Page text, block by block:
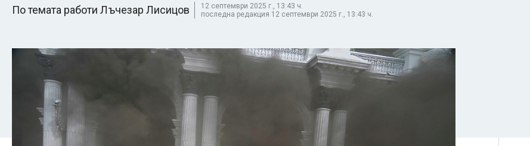
По темата работи Лъчезар Лисицов
12 септември 2025 г., 13:43 ч.
последна редакция 12 септември 2025 г., 13:43 ч.